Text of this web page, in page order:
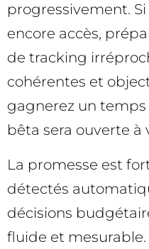
progressivement. Si
encore accès,
de tracking
cohérentes et
gagnerez un
bêta sera ouverte à
La promesse est
détectés
décisions
fluide et